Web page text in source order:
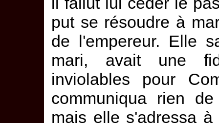
put se résoudre à
de l'empereur. Elle
mari, avait une
inviolables pour
communiqua rien
mais elle s'adressa